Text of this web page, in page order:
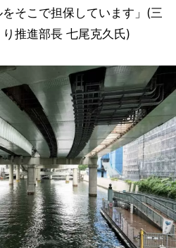
そこで担保しています」(三
推進部長 七尾克久氏)